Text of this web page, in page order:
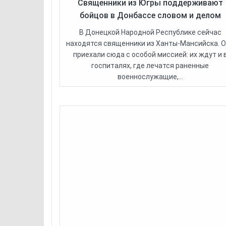
Священники из Югры поддерживают
бойцов в Донбассе словом и делом
В Донецкой Народной Республике сейчас
находятся священники из Ханты-Мансийска.
приехали сюда с особой миссией: их ждут и
госпиталях, где лечатся раненные
военнослужащие,...